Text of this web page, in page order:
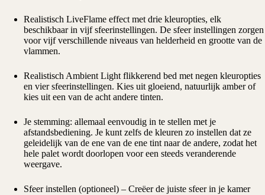
Realistisch LiveFlame effect met drie kleuropties, elk
beschikbaar in vijf sfeerinstellingen. De sfeer instellingen zorgen
voor vijf verschillende niveaus van helderheid en grootte van de
vlammen.
Realistisch Ambient Light flikkerend bed met negen kleuropties
en vier sfeerinstellingen. Kies uit gloeiend, natuurlijk amber of
kies uit een van de acht andere tinten.
Je stemming: allemaal eenvoudig in te stellen met je
afstandsbediening. Je kunt zelfs de kleuren zo instellen dat ze
geleidelijk van de ene van de ene tint naar de andere, zodat het
hele palet wordt doorlopen voor een steeds veranderende
weergave.
Sfeer instellen (optioneel) – Creëer de juiste sfeer in je kamer